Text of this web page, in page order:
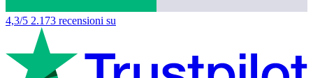
4,3/5 2.173 recensioni su